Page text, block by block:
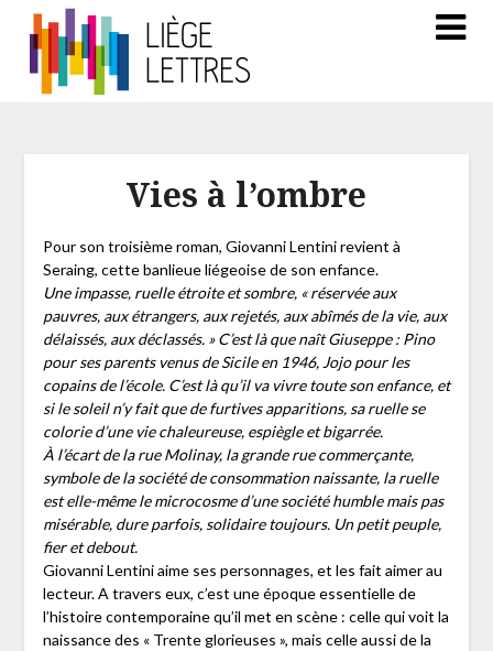
Vies à l’ombre
Pour son troisième roman, Giovanni Lentini revient à
Seraing, cette banlieue liégeoise de son enfance.
Une impasse, ruelle étroite et sombre, « réservée aux
pauvres, aux étrangers, aux rejetés, aux abîmés de la vie, aux
délaissés, aux déclassés. » C’est là que naît Giuseppe : Pino
pour ses parents venus de Sicile en 1946, Jojo pour les
copains de l’école. C’est là qu’il va vivre toute son enfance, et
si le soleil n’y fait que de furtives apparitions, sa ruelle se
colorie d’une vie chaleureuse, espiègle et bigarrée.
À l’écart de la rue Molinay, la grande rue commerçante,
symbole de la société de consommation naissante, la ruelle
est elle-même le microcosme d’une société humble mais pas
misérable, dure parfois, solidaire toujours. Un petit peuple,
fier et debout.
Giovanni Lentini aime ses personnages, et les fait aimer au
lecteur. A travers eux, c’est une époque essentielle de
l’histoire contemporaine qu’il met en scène : celle qui voit la
naissance des « Trente glorieuses », mais celle aussi de la